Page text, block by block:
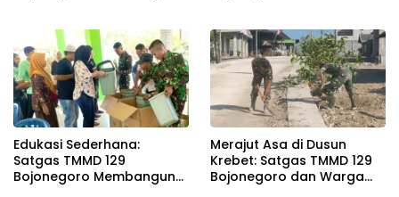
Edukasi Sederhana:
Satgas TMMD 129
Bojonegoro Membangun
Merajut Asa di Dusun
Krebet: Satgas TMMD 129
Bojonegoro dan Warga